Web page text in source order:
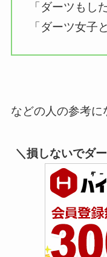
「ダーツもし
「ダーツ女子
などの人の参考に
＼損しないでダ